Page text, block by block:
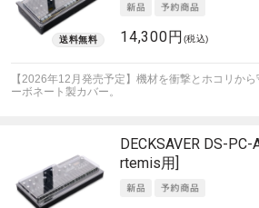
14,300円 (税込)
【2026年12月発売予定】機材を衝撃とホコリか
ーボネート製カバー。
DECKSAVER DS-PC-
rtemis用]